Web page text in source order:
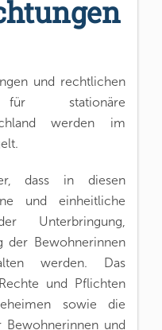
und rechtlichen
für stationäre
werden im
dass in diesen
und einheitliche
Unterbringung,
der Bewohnerinnen
werden. Das
und Pflichten
sowie die
Bewohnerinnen und